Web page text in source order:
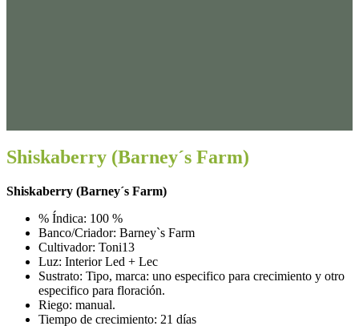
Shiskaberry (Barney´s Farm)
Shiskaberry (Barney´s Farm)
% Índica: 100 %
Banco/Criador: Barney`s Farm
Cultivador: Toni13
Luz: Interior Led + Lec
Sustrato: Tipo, marca: uno especifico para crecimiento y otro
especifico para floración.
Riego: manual.
Tiempo de crecimiento: 21 días